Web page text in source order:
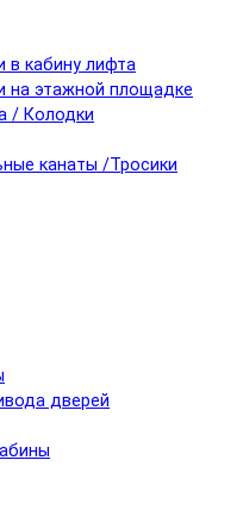
в кабину лифта
на этажной площадке
/ Колодки
канаты /Тросики
дверей